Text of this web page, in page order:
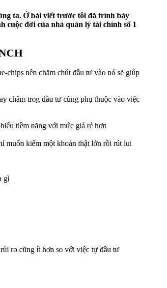
ta. Ở bài viết trước tôi đã trình bày
cuộc đời của nhà quản lý tài chính số 1
chips nên chăm chút đầu tư vào nó sẽ giúp
chậm trog đầu tư cũng phụ thuộc vào việc
tiềm năng với mức giá rẻ hơn
muốn kiếm một khoản thật lớn rồi rút lui
gì
ro cũng ít hơn so với việc tự đầu tư